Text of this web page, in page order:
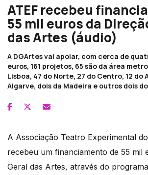
ATEF recebeu
55 mil euros da
das Artes (áudio)
A DGArtes vai apoiar, com cerca de
euros, 161 projetos, 65 são da área
Lisboa, 47 do Norte, 27 do Centro, 12 do
Algarve, dois da Madeira e outros dois
A Associação Teatro Experimental
recebeu um financiamento de 55 mil
Geral das Artes, através do